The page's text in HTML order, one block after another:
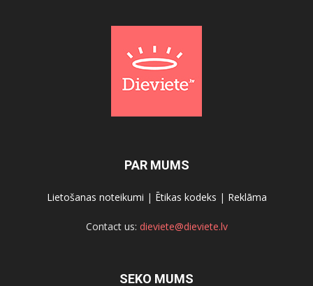
PAR MUMS
Lietošanas noteikumi | Ētikas kodeks | Reklāma
Contact us: dieviete@dieviete.lv
SEKO MUMS